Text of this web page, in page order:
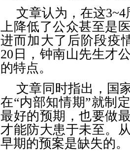
文章认为，在这
上降低了公众甚至是
进而加大了后阶段疫
20日，钟南山先生才
的特点。
文章同时指出，国
在“内部知情期”就制
最好的预期，也要做
才能防大患于未至。
早期的预案是缺失的。